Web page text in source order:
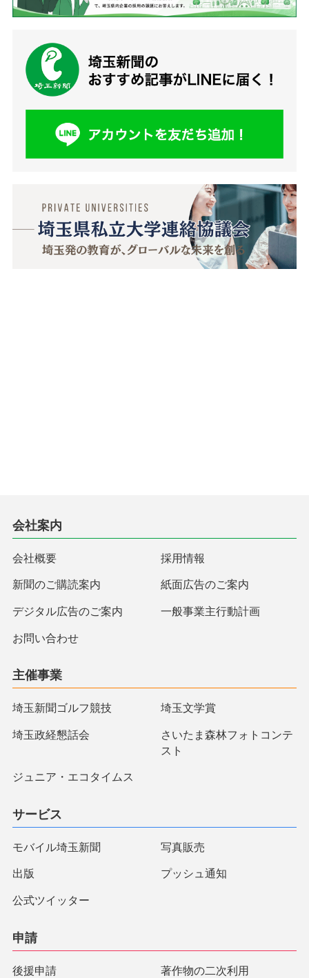
会社案内
会社概要 採用情報
新聞のご購読案内 紙面広告のご案内
デジタル広告のご案内 一般事業主行動計画
お問い合わせ
主催事業
埼玉新聞ゴルフ競技 埼玉文学賞
埼玉政経懇話会
さいたま森林フォトコンテ
スト
ジュニア・エコタイムス
サービス
モバイル埼玉新聞 写真販売
出版 プッシュ通知
公式ツイッター
申請
後援申請 著作物の二次利用